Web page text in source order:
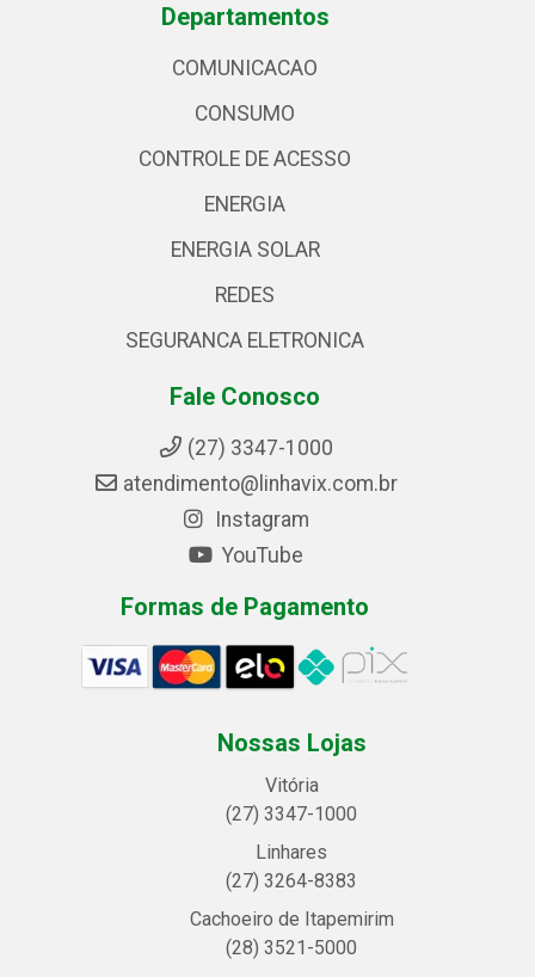
Departamentos
COMUNICACAO
CONSUMO
CONTROLE DE ACESSO
ENERGIA
ENERGIA SOLAR
REDES
SEGURANCA ELETRONICA
Fale Conosco
(27) 3347-1000
atendimento@linhavix.com.br
Instagram
YouTube
Formas de Pagamento
Nossas Lojas
Vitória
(27) 3347-1000
Linhares
(27) 3264-8383
Cachoeiro de Itapemirim
(28) 3521-5000